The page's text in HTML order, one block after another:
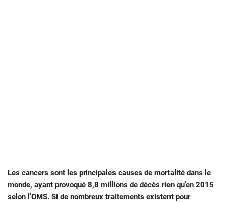
Les cancers sont les principales causes de mortalité dans le
monde, ayant provoqué 8,8 millions de décès rien qu’en 2015
selon l’OMS. Si de nombreux traitements existent pour